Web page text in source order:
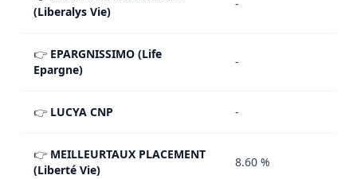
(Liberalys Vie)
-
👉 EPARGNISSIMO (Life
Epargne)
-
👉 LUCYA CNP -
👉 MEILLEURTAUX PLACEMENT
(Liberté Vie)
8.60 %